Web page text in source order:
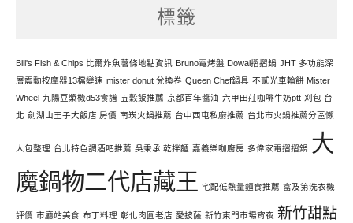
標籤
Bill's Fish & Chips 比爾炸魚薯條地點資訊 Bruno電烤盤 Dowai摺摺鍋 JHT 多功能深
層震動按摩器13檔變速 mister donut 兌換卷 Queen Chef鍋具 不貳光車輪餅 Mister
Wheel 九陽豆漿機d53食譜 五穀飯推薦 京都百年醬油 六甲田莊咖啡牛奶ptt 刈包 台
北 劍湖山王子大飯店 房價 南崁火鍋推薦 台中西屯私廚推薦 台北市火鍋推薦分區懶
人包整理 台北特色調酒吧推薦 吳秉承 乾拌麵 嘉義樂咖廚房 多偉家電摺摺鍋 大
魔鍋物二代店藏王 宅配低熱量麵食推薦 富及第洗衣機
評價 市廳站美食 布丁料理 彰化肉圓老店 愛披薩 新竹東門市場宵夜 新竹甜點